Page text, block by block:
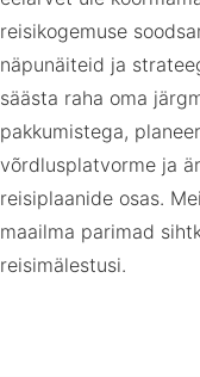
reisikogemuse
näpunäiteid ja
säästa raha oma
pakkumistega,
võrdlusplatvorme ja
reisiplaanide osas.
maailma parimad
reisimälestusi.